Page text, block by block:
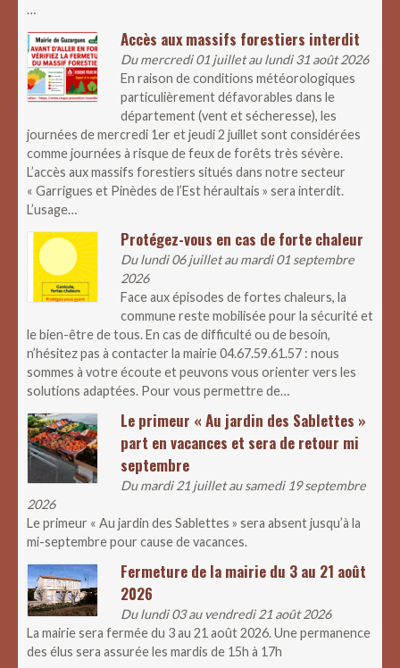
…
Accès aux massifs forestiers interdit
Du mercredi 01 juillet au lundi 31 août 2026
En raison de conditions météorologiques
particulièrement défavorables dans le
département (vent et sécheresse), les
journées de mercredi 1er et jeudi 2 juillet sont considérées
comme journées à risque de feux de forêts très sévère.
L’accès aux massifs forestiers situés dans notre secteur
« Garrigues et Pinèdes de l’Est héraultais » sera interdit.
L’usage…
Protégez-vous en cas de forte chaleur
Du lundi 06 juillet au mardi 01 septembre
2026
Face aux épisodes de fortes chaleurs, la
commune reste mobilisée pour la sécurité et
le bien-être de tous. En cas de difficulté ou de besoin,
n’hésitez pas à contacter la mairie 04.67.59.61.57 : nous
sommes à votre écoute et peuvons vous orienter vers les
solutions adaptées. Pour vous permettre de…
Le primeur « Au jardin des Sablettes »
part en vacances et sera de retour mi
septembre
Du mardi 21 juillet au samedi 19 septembre
2026
Le primeur « Au jardin des Sablettes » sera absent jusqu’à la
mi-septembre pour cause de vacances.
Fermeture de la mairie du 3 au 21 août
2026
Du lundi 03 au vendredi 21 août 2026
La mairie sera fermée du 3 au 21 août 2026. Une permanence
des élus sera assurée les mardis de 15h à 17h